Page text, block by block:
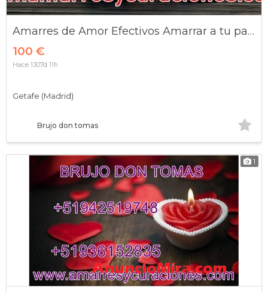
Amarres de Amor Efectivos Amarrar a tu pareja
100 €
Brujo don tomas
Getafe (Madrid)
Hace 1307d 11h
1